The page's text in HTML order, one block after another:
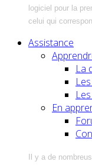
logiciel pour la
celui qui
Assistance
La
En
Il y a de